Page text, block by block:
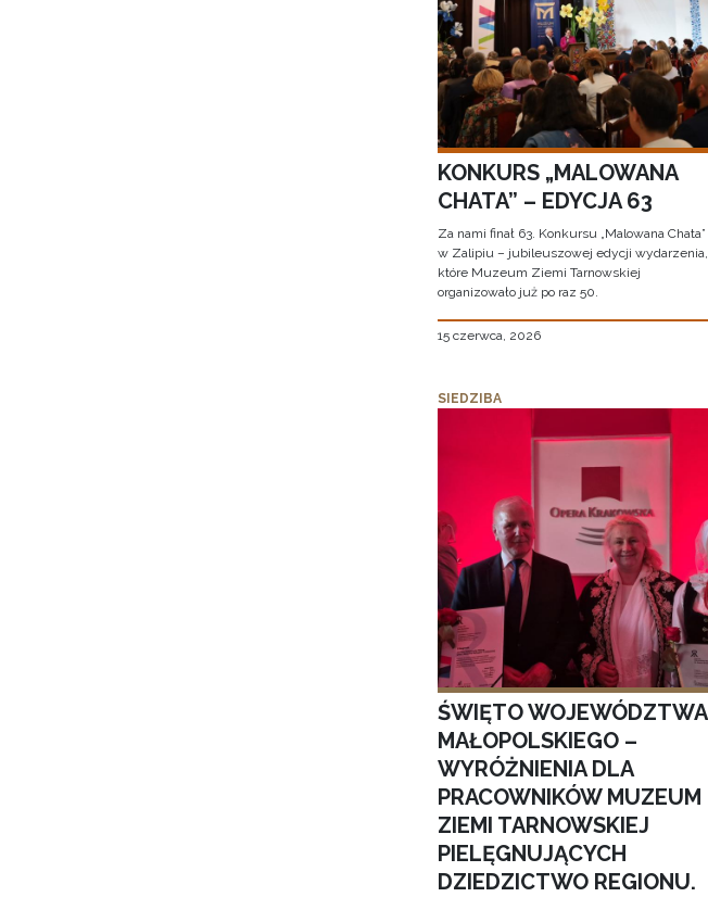
KONKURS „MALOWANA
CHATA” – EDYCJA 63
Za nami finał 63. Konkursu „Malowana Chata”
w Zalipiu – jubileuszowej edycji wydarzenia,
które Muzeum Ziemi Tarnowskiej
organizowało już po raz 50.
15 czerwca, 2026
SIEDZIBA
ŚWIĘTO WOJEWÓDZTWA
MAŁOPOLSKIEGO –
WYRÓŻNIENIA DLA
PRACOWNIKÓW MUZEUM
ZIEMI TARNOWSKIEJ
PIELĘGNUJĄCYCH
DZIEDZICTWO REGIONU.